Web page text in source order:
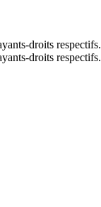
droits respectifs.
droits respectifs.